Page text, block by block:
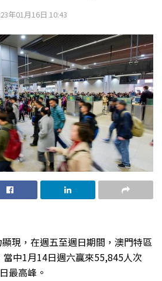
年01月16日 10:43
現，在週五至週日期間，澳門特區
中1月14日週六贏來55,845人次
最高峰。